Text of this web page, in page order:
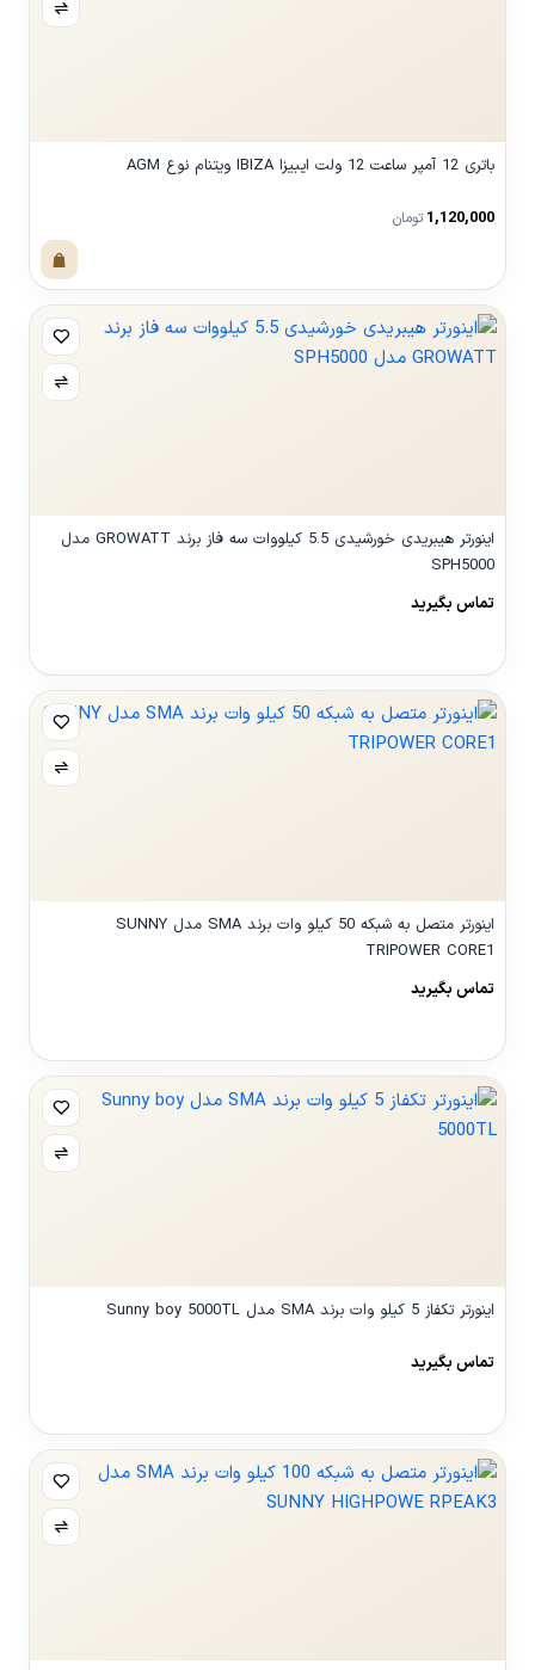
باتری 12 آمپر ساعت 12 ولت ایبیزا IBIZA ویتنام نوع AGM
1,120,000 تومان
اینورتر هیبریدی خورشیدی 5.5 کیلووات سه فاز برند GROWATT مدل
SPH5000
تماس بگیرید
اینورتر متصل به شبکه 50 کیلو وات برند SMA مدل SUNNY
TRIPOWER CORE1
تماس بگیرید
اینورتر تکفاز 5 کیلو وات برند SMA مدل Sunny boy 5000TL
تماس بگیرید